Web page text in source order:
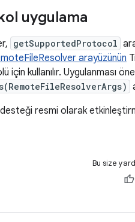
uygulama
getSupportedProtocol
arayüzünün
kullanılır. Uygulanması
resmi olarak
Bu size